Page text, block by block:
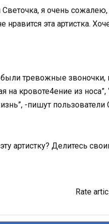
я очень сожалею,
нравится эта артистка.
тревожные звоночки,
на кровоте4ение из
-пишут
артистку? Делитесь
Rate